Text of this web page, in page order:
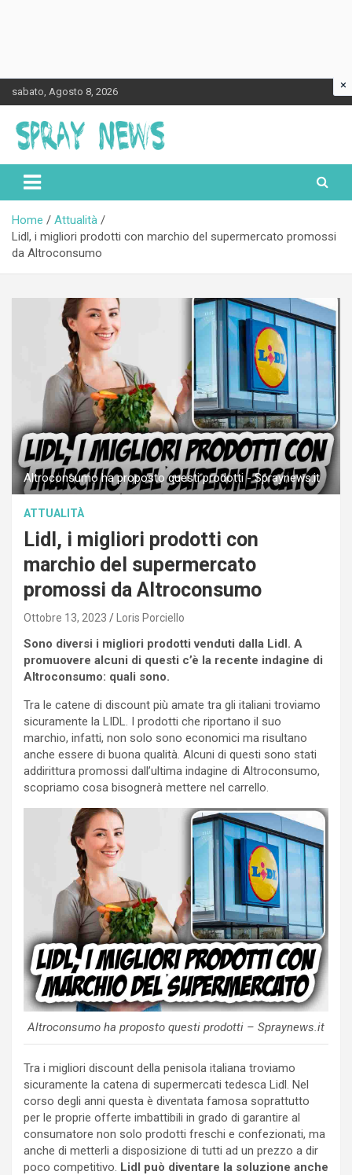
to
content
sabato, Agosto 8, 2026
Spraynews.it
Home
Attualità
Lidl, i migliori prodotti con marchio del supermercato promossi
da Altroconsumo
Altroconsumo ha proposto questi prodotti - Spraynews.it
ATTUALITÀ
Lidl, i migliori prodotti con
marchio del supermercato
promossi da Altroconsumo
Ottobre 13, 2023 Loris Porciello
Sono diversi i migliori prodotti venduti dalla Lidl. A
promuovere alcuni di questi c’è la recente indagine di
Altroconsumo: quali sono.
Tra le catene di discount più amate tra gli italiani troviamo
sicuramente la LIDL. I prodotti che riportano il suo
marchio, infatti, non solo sono economici ma risultano
anche essere di buona qualità. Alcuni di questi sono stati
addirittura promossi dall’ultima indagine di Altroconsumo,
scopriamo cosa bisognerà mettere nel carrello.
Altroconsumo ha proposto questi prodotti – Spraynews.it
Tra i migliori discount della penisola italiana troviamo
sicuramente la catena di supermercati tedesca Lidl. Nel
corso degli anni questa è diventata famosa soprattutto
per le proprie offerte imbattibili in grado di garantire al
consumatore non solo prodotti freschi e confezionati, ma
anche di metterli a disposizione di tutti ad un prezzo a dir
poco competitivo. Lidl può diventare la soluzione anche
×